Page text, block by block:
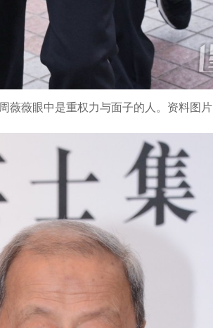
薇薇眼中是重权力与面子的人。资料图片